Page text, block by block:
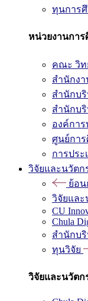
ทุนการ
หน่วยงานการ
คณะ วิท
สำนักง
สำนักบ
สำนักบ
องค์กา
ศูนย์กา
การประ
วิจัยและนวัตก
ย้อ
วิจัยและ
CU
Chula
สำนักบ
ทุนวิจัย
วิจัยและนวัตก